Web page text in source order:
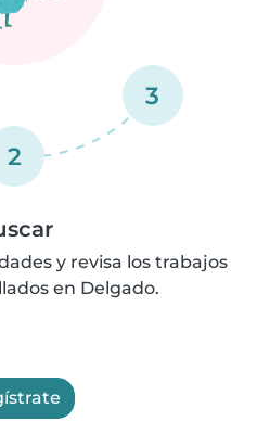
2
3
y revisa los trabajos
en Delgado.